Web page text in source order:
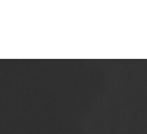
Azoty : tygodnik. 1997, nr